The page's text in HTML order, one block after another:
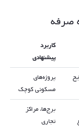
صرفه
کاربرد
پیشنهادی
پروژه‌های
مسکونی کوچک
برج‌ها، مراکز
تجاری